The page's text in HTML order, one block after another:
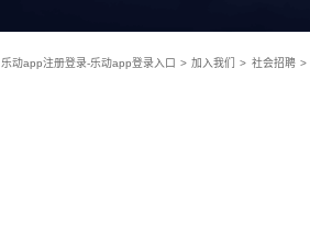
乐动app注册登录-乐动app登录入口 > 加入我们 > 社会招聘 >